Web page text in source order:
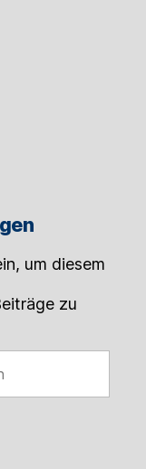
um diesem
zu